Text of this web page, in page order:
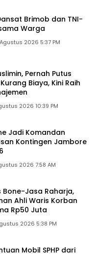
Brimob dan TNI-
Warga
2026 5:37 PM
Pernah Putus
Biaya, Kini Raih
2026 10:39 PM
Jadi Komandan
Kontingen Jambore
2026 7:58 AM
Bone-Jasa Raharja,
Ahli Waris Korban
Rp50 Juta
2026 5:38 PM
Mobil SPHP dari